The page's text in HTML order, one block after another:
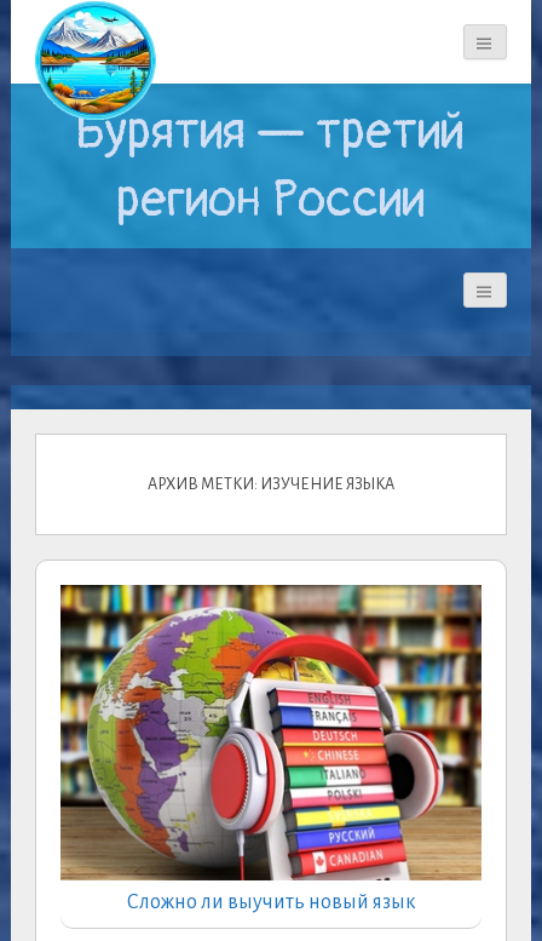
Бурятия — третий
регион России
АРХИВ МЕТКИ: ИЗУЧЕНИЕ ЯЗЫКА
Сложно ли выучить новый язык